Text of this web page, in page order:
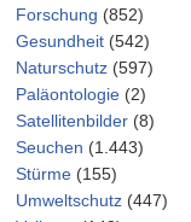
Forschung (852)
Gesundheit (542)
Naturschutz (597)
Paläontologie (2)
Satellitenbilder (8)
Seuchen (1.443)
Stürme (155)
Umweltschutz (447)